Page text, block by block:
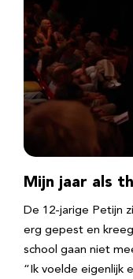
Mijn jaar als
De 12-jarige Petijn
erg gepest en
school gaan niet
“Ik voelde eigenlijk